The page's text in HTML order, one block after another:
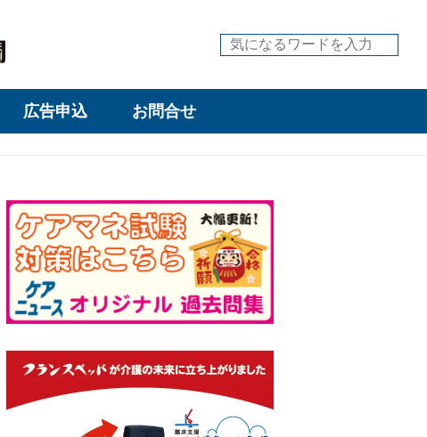
広告申込 お問合せ